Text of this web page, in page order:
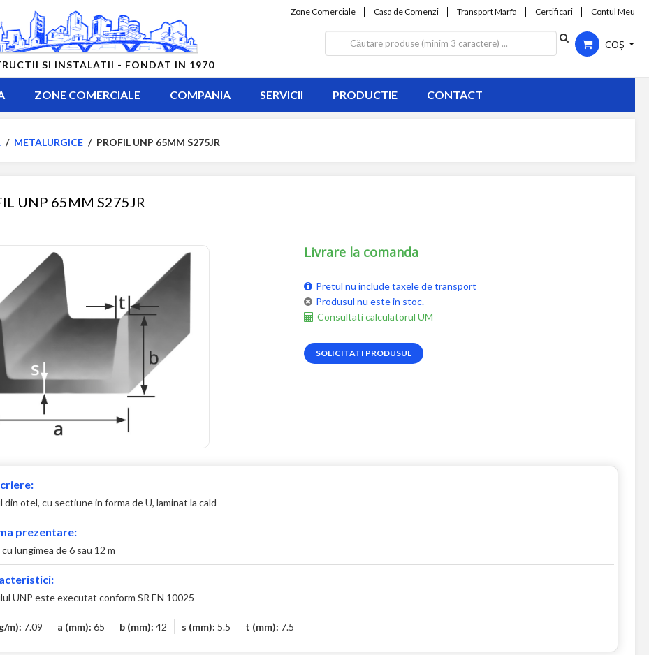
SI INSTALATII - FONDAT IN 1970
Zone Comerciale Casa de Comenzi Transport Marfa Certificari Contul Meu
COȘ
ZONE COMERCIALE COMPANIA SERVICII PRODUCTIE CONTACT
/ METALURGICE / PROFIL UNP 65MM S275JR
UNP 65MM S275JR
Livrare la comanda
Pretul nu include taxele de transport
Produsul nu este in stoc.
Consultati calculatorul UM
SOLICITATI PRODUSUL
din otel, cu sectiune in forma de U, laminat la cald
prezentare:
lungimea de 6 sau 12 m
UNP este executat conform SR EN 10025
m): 7.09 a (mm): 65 b (mm): 42 s (mm): 5.5 t (mm): 7.5